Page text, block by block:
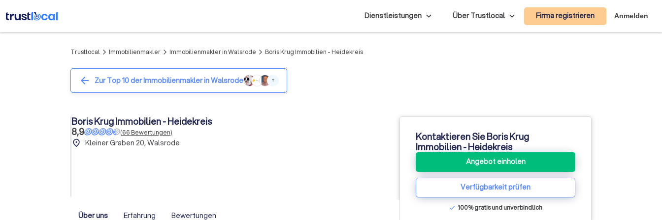
Dienstleistungen Über Trustlocal Firma registrieren Anmelden
Trustlocal arrow_forward_ios Immobilienmakler arrow_forward_ios Immobilienmakler in Walsrode arrow_forward_ios Boris Krug Immobilien - Heidekreis
arrow_back Zur Top 10 der Immobilienmakler in Walsrode +
Boris Krug Immobilien - Heidekreis
8,9
(66Bewertungen)
place Kleiner Graben 20, Walsrode
Über uns Erfahrung Bewertungen
Kontaktieren Sie Boris Krug
Immobilien - Heidekreis
Angebot einholen
Verfügbarkeit prüfen
check 100% gratis und unverbindlich